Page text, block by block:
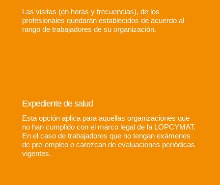
Las visitas (en horas y frecuencias), de los
profesionales quedarán establecidos de acuerdo al
rango de trabajadores de su organización.
Expediente de salud
Esta opción aplica para aquellas organizaciones que
no han cumplido con el marco legal de la LOPCYMAT.
En el caso de trabajadores que no tengan exámenes
de pre-empleo o carezcan de evaluaciones periódicas
vigentes.